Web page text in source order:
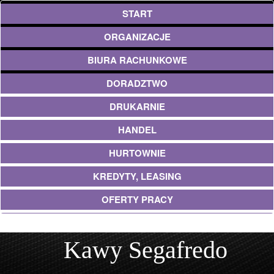
START
ORGANIZACJE
BIURA RACHUNKOWE
DORADZTWO
DRUKARNIE
HANDEL
HURTOWNIE
KREDYTY, LEASING
OFERTY PRACY
BANKI, PRZELEWY, WALUTY, KANTORY
USŁUGI BUDOWLANE
Kawy Segafredo